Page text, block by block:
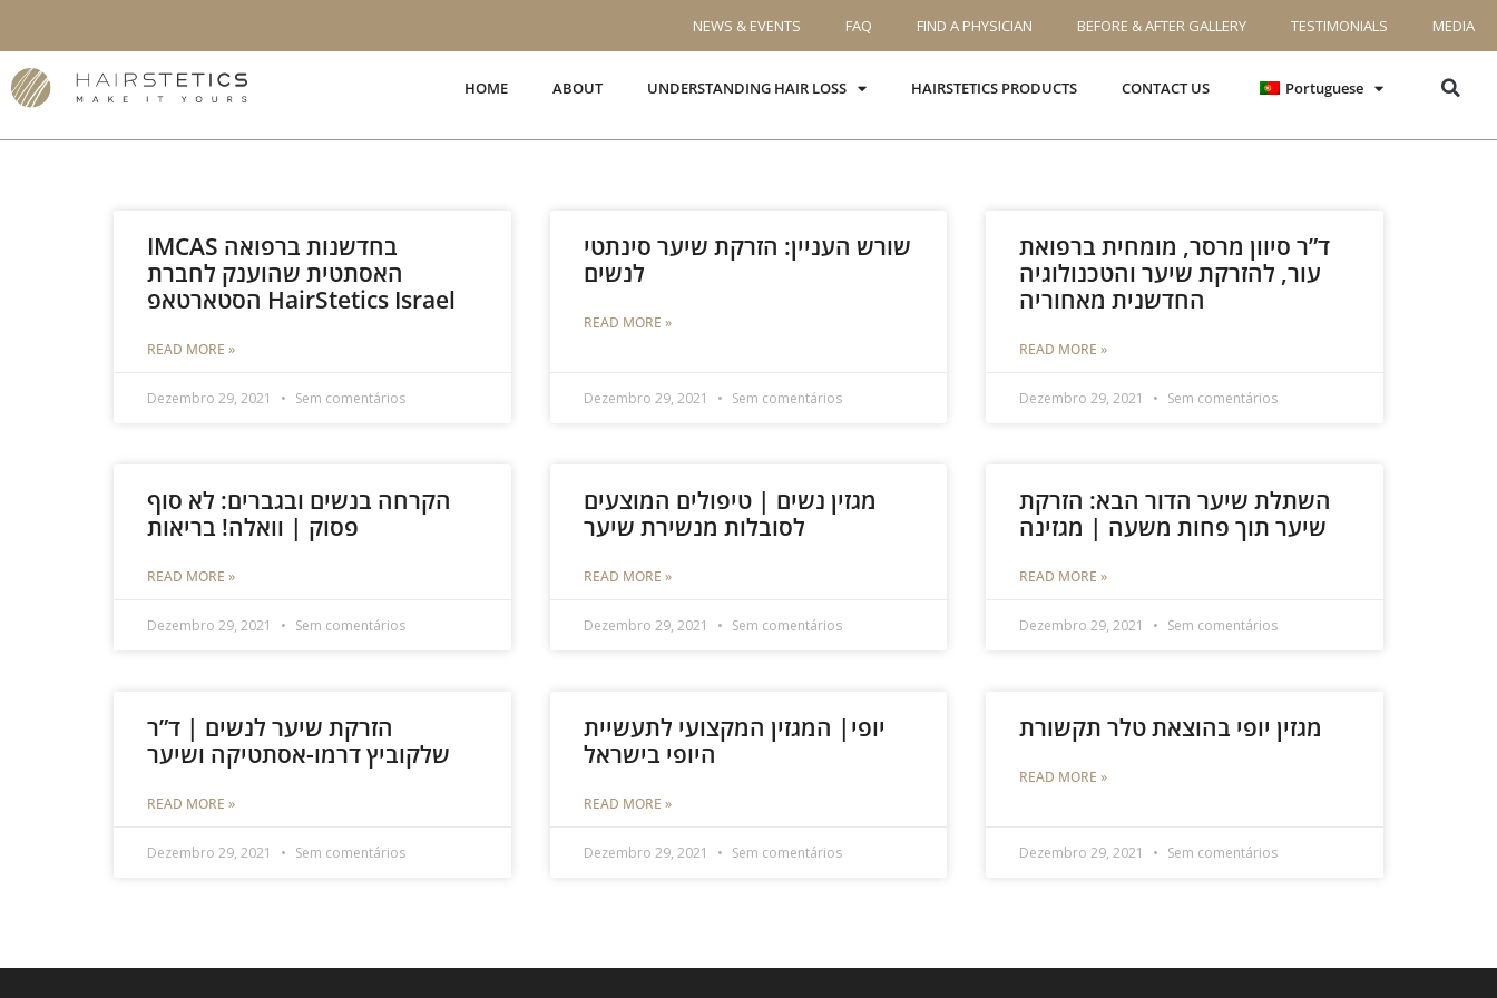
content
NEWS & EVENTS FAQ FIND A PHYSICIAN BEFORE & AFTER GALLERY TESTIMONIALS MEDIA
HOME ABOUT UNDERSTANDING HAIR LOSS HAIRSTETICS PRODUCTS CONTACT US Portuguese
IMCAS בחדשנות ברפואה
האסתטית שהוענק לחברת
הסטארטאפ HairStetics Israel
READ MORE »
Dezembro 29, 2021 Sem comentários
שורש העניין: הזרקת שיער סינתטי
לנשים
READ MORE »
Dezembro 29, 2021 Sem comentários
ד”ר סיוון מרסר, מומחית ברפואת
עור, להזרקת שיער והטכנולוגיה
החדשנית מאחוריה
READ MORE »
Dezembro 29, 2021 Sem comentários
הקרחה בנשים ובגברים: לא סוף
פסוק | וואלה! בריאות
READ MORE »
Dezembro 29, 2021 Sem comentários
מגזין נשים | טיפולים המוצעים
לסובלות מנשירת שיער
READ MORE »
Dezembro 29, 2021 Sem comentários
השתלת שיער הדור הבא: הזרקת
שיער תוך פחות משעה | מגזינה
READ MORE »
Dezembro 29, 2021 Sem comentários
הזרקת שיער לנשים | ד”ר
שלקוביץ דרמו-אסתטיקה ושיער
READ MORE »
Dezembro 29, 2021 Sem comentários
יופי| המגזין המקצועי לתעשיית
היופי בישראל
READ MORE »
Dezembro 29, 2021 Sem comentários
מגזין יופי בהוצאת טלר תקשורת
READ MORE »
Dezembro 29, 2021 Sem comentários